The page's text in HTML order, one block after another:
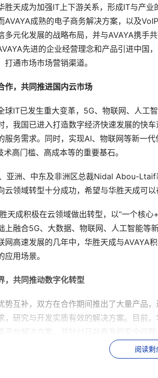
胜天成为加强IT上下游关系，形成IT与产
AVAYA成熟的电子商务解决方案，以及
多元化发展的战略布局，并与AVAYA携手
先进的企业经营理念和产品引进中国
打通市场市场营销渠道。
作，共同推进国内云市场
球IT已发生重大变革，5G、物联网、人工
，我国已进入打造数字经济快速发展的快
服务需求。同时，实现AI、物联网等新一
术高门槛、高成本等的重要基石。
亚洲、中东及非洲区总裁Nidal Abou-Ltaif
云领域转型十分成功，希望与华胜天成可
天成积极在云领域做出转型，以“一个核
上融合5G、大数据、物联网、人工智能等
网高速发展的几年中，华胜天成与AVAYA
用场景。
，共同推动数字化转型
势互补，双方在合作期间推出了大量产品
，研究与开发实质有效的解决方案。目前
胜天成基于人工智能、服务型知识库、自
体化、智能化的企业通讯服务。
阅读剩